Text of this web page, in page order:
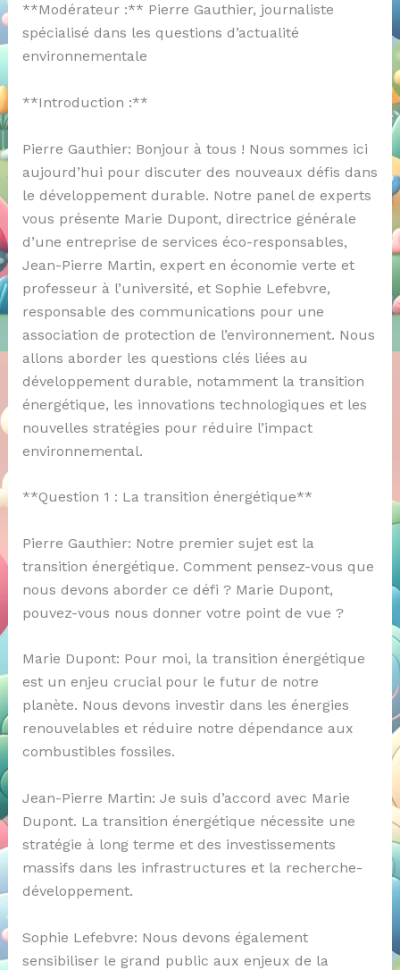
**Modérateur :** Pierre Gauthier, journaliste
spécialisé dans les questions d’actualité
environnementale
**Introduction :**
Pierre Gauthier: Bonjour à tous ! Nous sommes ici
aujourd’hui pour discuter des nouveaux défis dans
le développement durable. Notre panel de experts
vous présente Marie Dupont, directrice générale
d’une entreprise de services éco-responsables,
Jean-Pierre Martin, expert en économie verte et
professeur à l’université, et Sophie Lefebvre,
responsable des communications pour une
association de protection de l’environnement. Nous
allons aborder les questions clés liées au
développement durable, notamment la transition
énergétique, les innovations technologiques et les
nouvelles stratégies pour réduire l’impact
environnemental.
**Question 1 : La transition énergétique**
Pierre Gauthier: Notre premier sujet est la
transition énergétique. Comment pensez-vous que
nous devons aborder ce défi ? Marie Dupont,
pouvez-vous nous donner votre point de vue ?
Marie Dupont: Pour moi, la transition énergétique
est un enjeu crucial pour le futur de notre
planète. Nous devons investir dans les énergies
renouvelables et réduire notre dépendance aux
combustibles fossiles.
Jean-Pierre Martin: Je suis d’accord avec Marie
Dupont. La transition énergétique nécessite une
stratégie à long terme et des investissements
massifs dans les infrastructures et la recherche-
développement.
Sophie Lefebvre: Nous devons également
sensibiliser le grand public aux enjeux de la